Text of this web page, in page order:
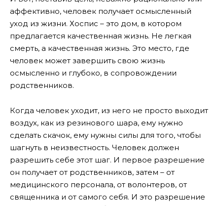
аффективно, человек получает осмысленный
уход из жизни. Хоспис – это дом, в котором
предлагается качественная жизнь. Не легкая
смерть, а качественная жизнь. Это место, где
человек может завершить свою жизнь
осмысленно и глубоко, в сопровождении
родственников.
Когда человек уходит, из него не просто выходит
воздух, как из резинового шара, ему нужно
сделать скачок, ему нужны силы для того, чтобы
шагнуть в неизвестность. Человек должен
разрешить себе этот шаг. И первое разрешение
он получает от родственников, затем – от
медицинского персонала, от волонтеров, от
священника и от самого себя. И это разрешение